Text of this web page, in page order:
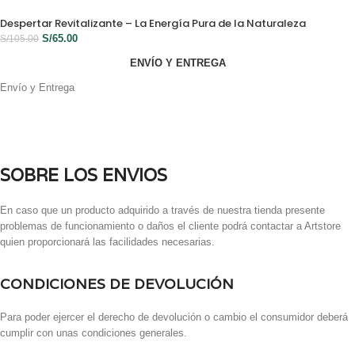
Despertar Revitalizante – La Energía Pura de la Naturaleza
S/105.00 S/65.00
ENVÍO Y ENTREGA
Envío y Entrega
SOBRE LOS ENVIOS
En caso que un producto adquirido a través de nuestra tienda presente
problemas de funcionamiento o daños el cliente podrá contactar a Artstore
quien proporcionará las facilidades necesarias.
CONDICIONES DE DEVOLUCIÓN
Para poder ejercer el derecho de devolución o cambio el consumidor deberá
cumplir con unas condiciones generales.